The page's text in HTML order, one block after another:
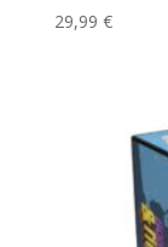
29,99 €